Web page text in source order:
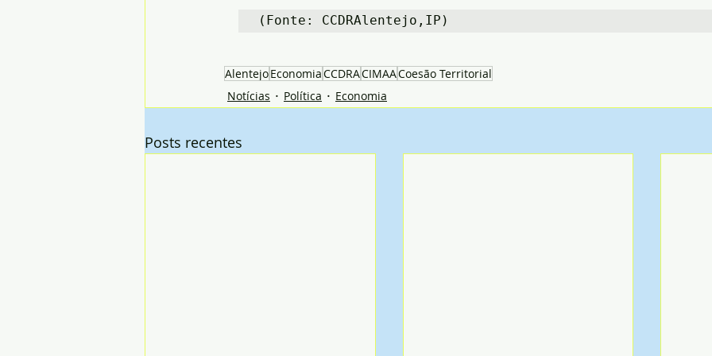
(Fonte: CCDRAlentejo,IP)
AlentejoEconomiaCCDRACIMAACoesão Territorial
Notícias
Política Economia
Posts recentes